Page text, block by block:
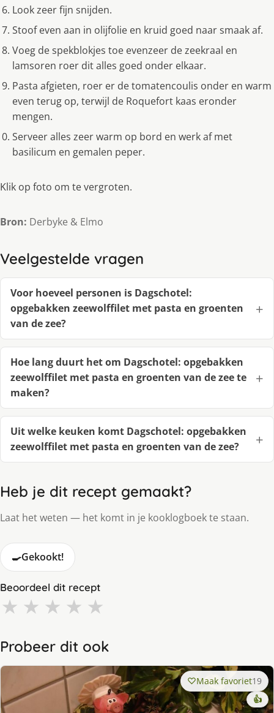
Look zeer fijn snijden.
Stoof even aan in olijfolie en kruid goed naar smaak af.
Voeg de spekblokjes toe evenzeer de zeekraal en
lamsoren roer dit alles goed onder elkaar.
Pasta afgieten, roer er de tomatencoulis onder en warm
even terug op, terwijl de Roquefort kaas eronder
mengen.
Serveer alles zeer warm op bord en werk af met
basilicum en gemalen peper.
Klik op foto om te vergroten.
Bron: Derbyke & Elmo
Veelgestelde vragen
Voor hoeveel personen is Dagschotel:
opgebakken zeewolffilet met pasta en groenten
van de zee?
Hoe lang duurt het om Dagschotel: opgebakken
zeewolffilet met pasta en groenten van de zee te
maken?
Uit welke keuken komt Dagschotel: opgebakken
zeewolffilet met pasta en groenten van de zee?
Heb je dit recept gemaakt?
Laat het weten — het komt in je kooklogboek te staan.
🍳Gekookt!
Beoordeel dit recept
★ ★ ★ ★ ★
Probeer dit ook
Maak favoriet19
👍